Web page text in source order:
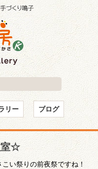
リー ブログ
室☆
い祭りの前夜祭ですね！